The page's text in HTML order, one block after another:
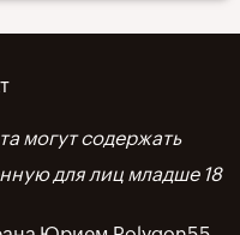
могут содержать
для лиц младше 18